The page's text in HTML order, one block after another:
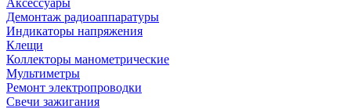
Аксессуары
Демонтаж радиоаппаратуры
Индикаторы напряжения
Клещи
Коллекторы манометрические
Мультиметры
Ремонт электропроводки
Свечи зажигания